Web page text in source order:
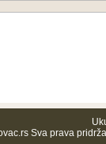
Sva prava